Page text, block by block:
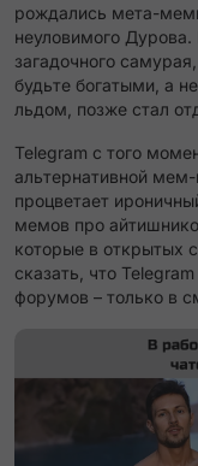
рождались мета-
неуловимого
загадочного
будьте богатыми, а
льдом, позже стал
Telegram с того
альтернативной
процветает
мемов про
которые в открытых
сказать, что
форумов – только в